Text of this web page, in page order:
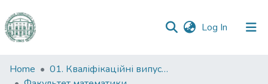
Log In (current)
Communities
Home
01. Кваліфікаційні випускні роботи здобувачів вищої освіти